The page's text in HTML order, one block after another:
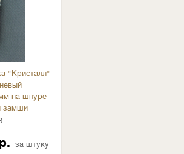
"Кристалл"
на шнуре
замши
за штуку